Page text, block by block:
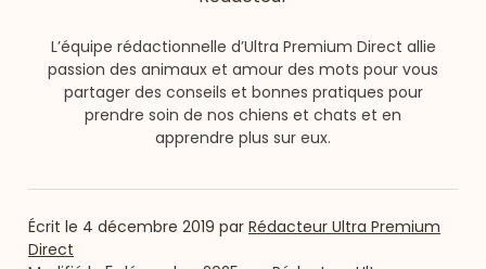
L’équipe rédactionnelle d’Ultra Premium Direct allie
passion des animaux et amour des mots pour vous
partager des conseils et bonnes pratiques pour
prendre soin de nos chiens et chats et en
apprendre plus sur eux.
Écrit le 4 décembre 2019 par Rédacteur Ultra Premium
Direct